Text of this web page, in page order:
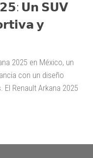
𝗨𝗻 𝗦𝗨𝗩
𝘆
2025 en México, un
con un diseño
Renault Arkana 2025